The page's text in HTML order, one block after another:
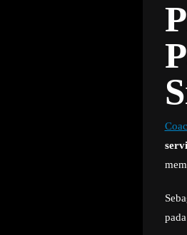
pada